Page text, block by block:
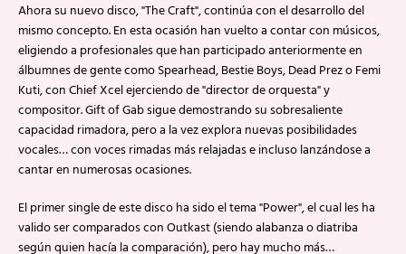
Ahora su nuevo disco, "The Craft", continúa con el desarrollo del
mismo concepto. En esta ocasión han vuelto a contar con músicos,
eligiendo a profesionales que han participado anteriormente en
álbumnes de gente como Spearhead, Bestie Boys, Dead Prez o Femi
Kuti, con Chief Xcel ejerciendo de "director de orquesta" y
compositor. Gift of Gab sigue demostrando su sobresaliente
capacidad rimadora, pero a la vez explora nuevas posibilidades
vocales… con voces rimadas más relajadas e incluso lanzándose a
cantar en numerosas ocasiones.
El primer single de este disco ha sido el tema "Power", el cual les ha
valido ser comparados con Outkast (siendo alabanza o diatriba
según quien hacía la comparación), pero hay mucho más…